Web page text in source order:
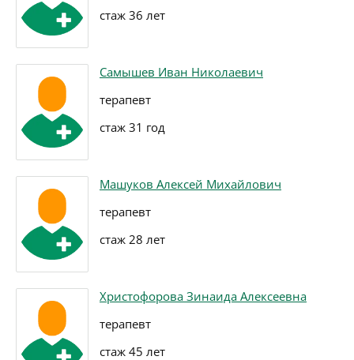
стаж 36 лет
Самышев Иван Николаевич
терапевт
стаж 31 год
Машуков Алексей Михайлович
терапевт
стаж 28 лет
Христофорова Зинаида Алексеевна
терапевт
стаж 45 лет